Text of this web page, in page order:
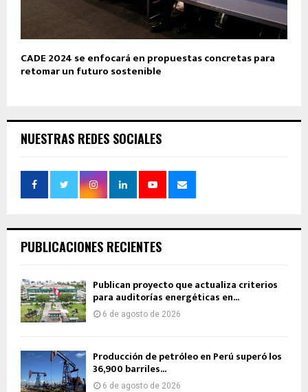
CADE 2024 se enfocará en propuestas concretas para
retomar un futuro sostenible
NUESTRAS REDES SOCIALES
PUBLICACIONES RECIENTES
Publican proyecto que actualiza criterios
para auditorías energéticas en...
6 de agosto de 2026
Producción de petróleo en Perú superó los
36,900 barriles...
6 de agosto de 2026